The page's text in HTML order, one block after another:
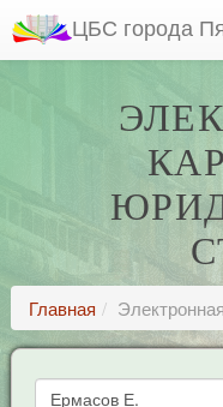
ЦБС города
Главная